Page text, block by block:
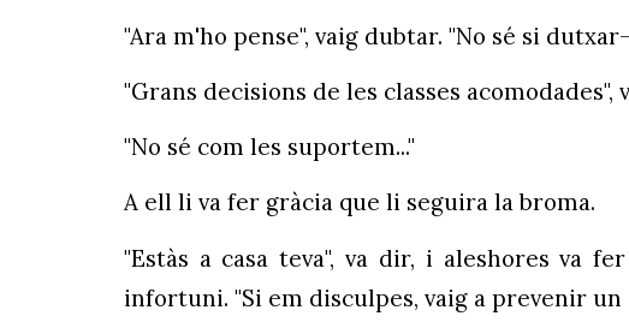
"Ara m'ho pense", vaig dubtar. "No sé si
"Grans decisions de les classes
"No sé com les suportem..."
A ell li va fer gràcia que li seguira la broma.
"Estàs a casa teva", va dir, i aleshores va
infortuni. "Si em disculpes, vaig a prevenir